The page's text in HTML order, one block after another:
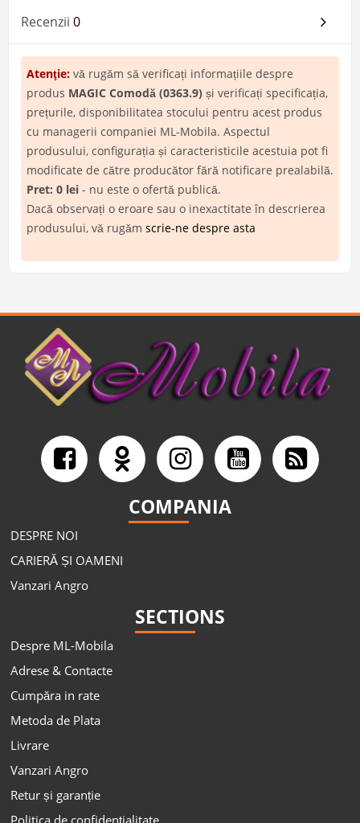
Recenzii 0
Atenţie: vă rugăm să verificați informațiile despre
produs MAGIC Comodă (0363.9) și verificați specificația,
prețurile, disponibilitatea stocului pentru acest produs
cu managerii companiei ML-Mobila. Aspectul
produsului, configurația și caracteristicile acestuia pot fi
modificate de către producător fără notificare prealabilă.
Pret: 0 lei - nu este o ofertă publică.
Dacă observați o eroare sau o inexactitate în descrierea
produsului, vă rugăm scrie-ne despre asta
COMPANIA
DESPRE NOI
CARIERĂ ȘI OAMENI
Vanzari Angro
SECTIONS
Despre ML-Mobila
Adrese & Contacte
Cumpăra in rate
Metoda de Plata
Livrare
Vanzari Angro
Retur și garanție
Politica de confidențialitate